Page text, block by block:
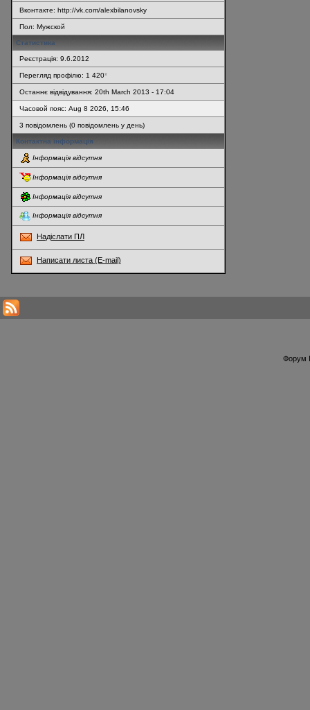
Вконтакте: http://vk.com/alexbilanovsky
Пол: Мужской
Статистика
Реєстрація: 9.6.2012
Перегляд профілю: 1 420*
Останнє відвідування: 20th March 2013 - 17:04
Часовой пояс: Aug 8 2026, 15:46
3 повідомлень (0 повідомлень у день)
Контактна інформація
Інформація відсутня
Інформація відсутня
Інформація відсутня
Інформація відсутня
Надіслати ПЛ
Написати листа (E-mail)
Форум